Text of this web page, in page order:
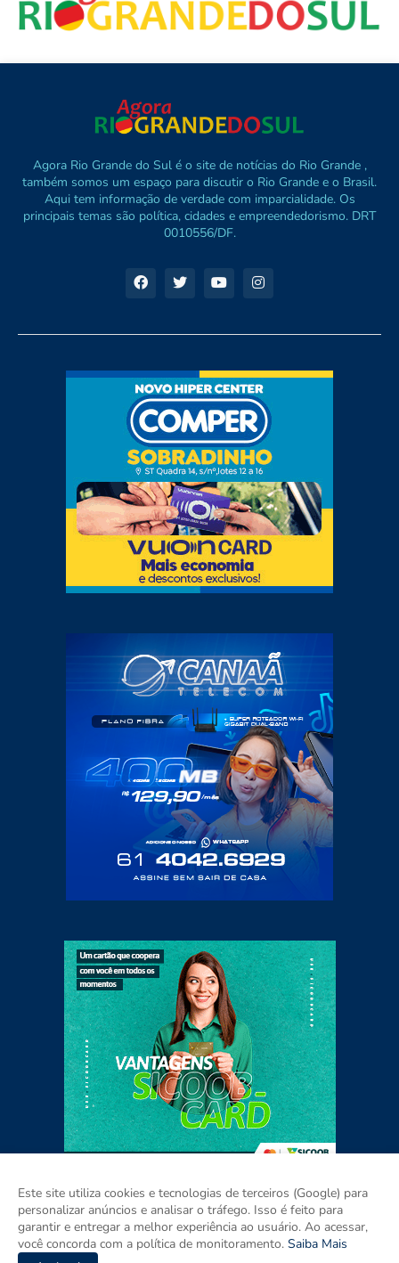
Agora Rio Grande do Sul é o site de notícias do Rio Grande ,
também somos um espaço para discutir o Rio Grande e o Brasil.
Aqui tem informação de verdade com imparcialidade. Os
principais temas são política, cidades e empreendedorismo. DRT
0010556/DF.
Home Sobre Contato Mídia Kit
Este site utiliza cookies e tecnologias de terceiros (Google) para
personalizar anúncios e analisar o tráfego. Isso é feito para
garantir e entregar a melhor experiência ao usuário. Ao acessar,
você concorda com a política de monitoramento. Saiba Mais